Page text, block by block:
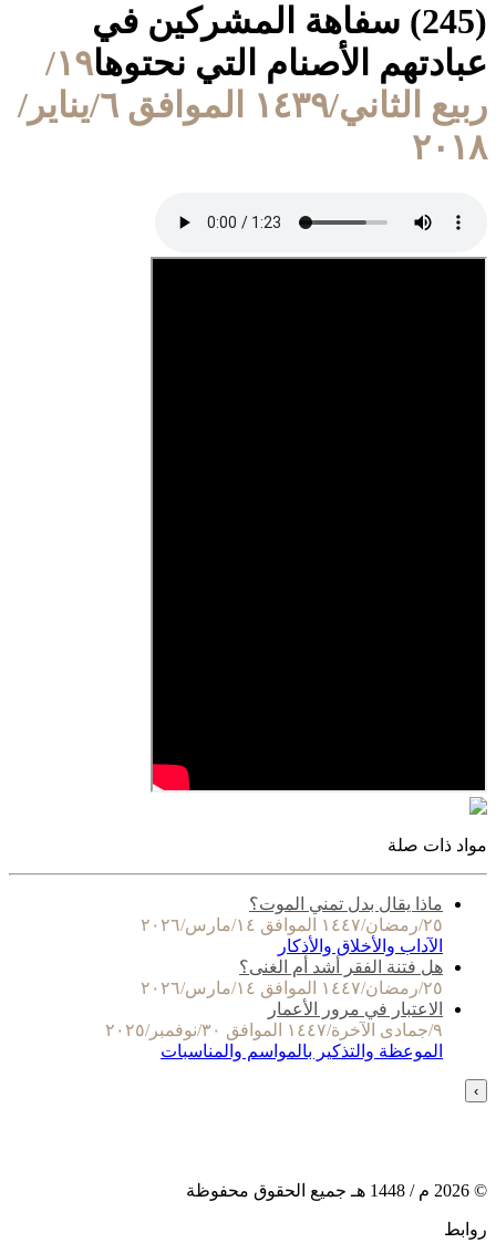
(245) سفاهة المشركين في
عبادتهم الأصنام التي نحتوها
١٩/
ربيع الثاني/١٤٣٩ الموافق ٦/يناير/
٢٠١٨
مواد ذات صلة
ماذا يقال بدل تمني الموت؟
٢٥/رمضان/١٤٤٧ الموافق ١٤/مارس/٢٠٢٦
الآداب والأخلاق والأذكار
هل فتنة الفقر أشد أم الغنى؟
٢٥/رمضان/١٤٤٧ الموافق ١٤/مارس/٢٠٢٦
الاعتبار في مرور الأعمار
٩/جمادى الآخرة/١٤٤٧ الموافق ٣٠/نوفمبر/٢٠٢٥
الموعظة والتذكير بالمواسم والمناسبات
›
©
2026 م / 1448 هـ جميع الحقوق محفوظة
روابط